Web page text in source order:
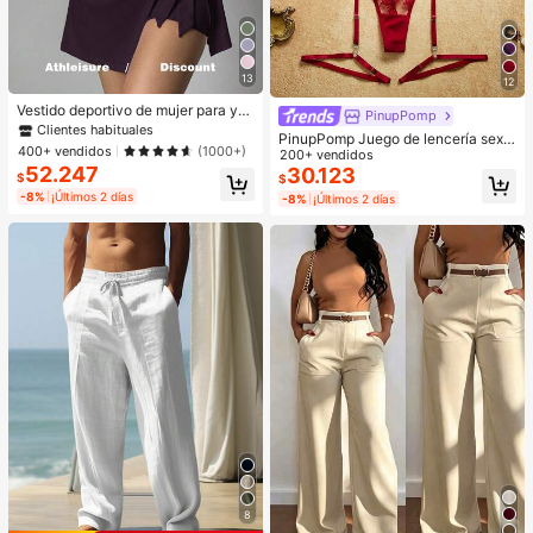
13
Vestido deportivo de mujer para yo
ga, running, pilates, ir al trabajo, cit
as, playa y uso diario. Elástico, sex
y, cómodo y casual. De manga cort
a, espalda descubierta, control de a
bdomen, levantamiento y moldeado
Clientes habituales
400+ vendidos
(1000+)
$52.247
-8% ¡Últimos 2 días
8
12
PinupPomp
PinupPomp Juego de lencería sexy
de malla bordada para mujer, 5 piez
as/set, para salir, regalo para ella
200+ vendidos
$30.123
-8% ¡Últimos 2 días